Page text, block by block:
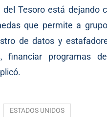
del Tesoro está
que permite a
de datos y
financiar programas
ESTADOS UNIDOS